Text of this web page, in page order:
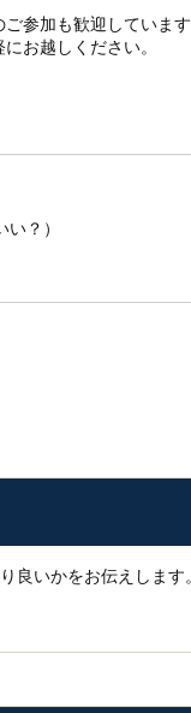
参加も歓迎しています
お越しください。
？）
良いかをお伝えします